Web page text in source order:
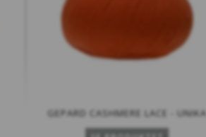
GEPARD CASHMERE LACE - UNIKA